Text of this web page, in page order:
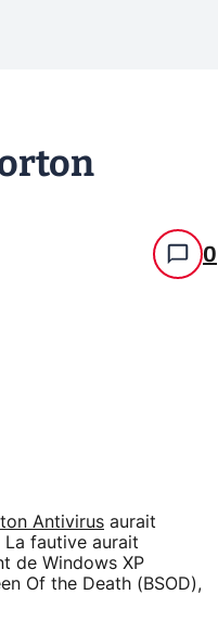
0
Antivirus aurait
fautive aurait
de Windows XP
Of the Death (BSOD),